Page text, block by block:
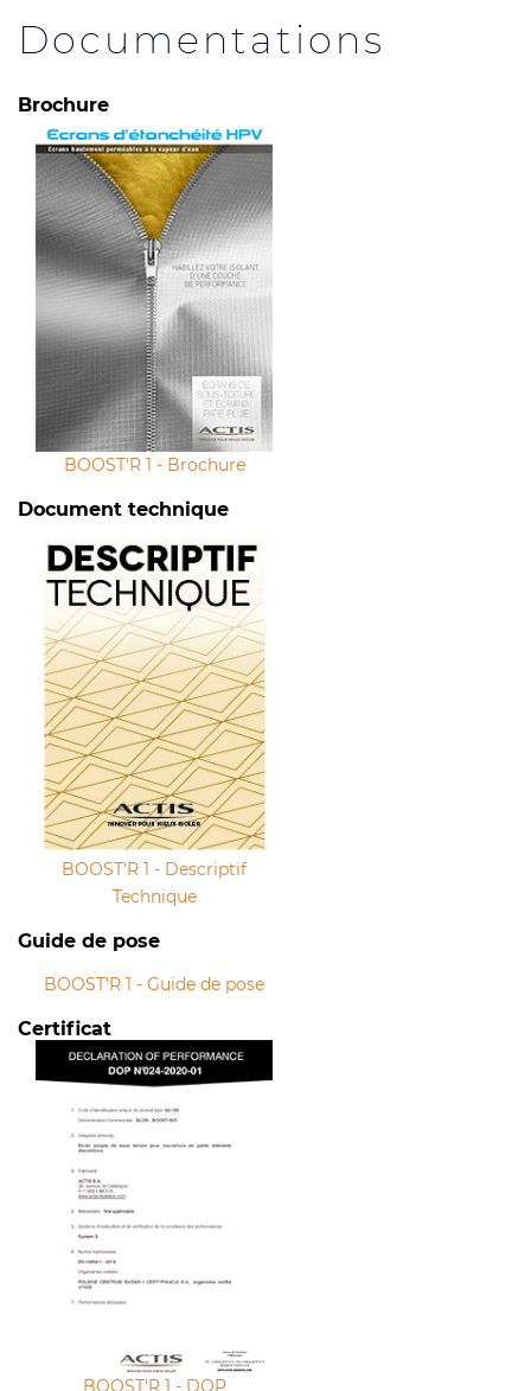
Documentations
Brochure
BOOST'R 1 - Brochure
Document technique
BOOST'R 1 - Descriptif
Technique
Guide de pose
BOOST'R 1 - Guide de pose
Certificat
BOOST'R 1 - DOP